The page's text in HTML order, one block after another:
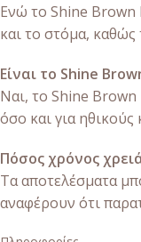
Ενώ το Shine Brown
και το στόμα,
Είναι το Shine
Ναι, το Shine Brown
όσο και για ηθικούς
Πόσος χρόνος
Τα αποτελέσματα
αναφέρουν ότι